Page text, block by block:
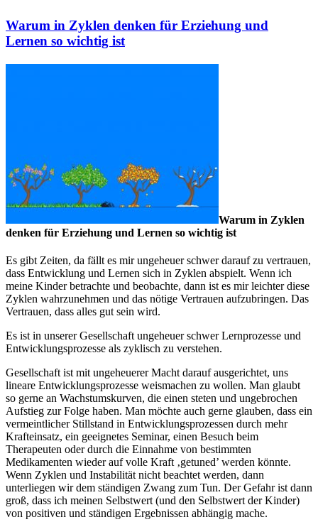
Warum in Zyklen denken für Erziehung und
Lernen so wichtig ist
Warum in Zyklen
denken für Erziehung und Lernen so wichtig ist
Es gibt Zeiten, da fällt es mir ungeheuer schwer darauf zu vertrauen,
dass Entwicklung und Lernen sich in Zyklen abspielt. Wenn ich
meine Kinder betrachte und beobachte, dann ist es mir leichter diese
Zyklen wahrzunehmen und das nötige Vertrauen aufzubringen. Das
Vertrauen, dass alles gut sein wird.
Es ist in unserer Gesellschaft ungeheuer schwer Lernprozesse und
Entwicklungsprozesse als zyklisch zu verstehen.
Gesellschaft ist mit ungeheuerer Macht darauf ausgerichtet, uns
lineare Entwicklungsprozesse weismachen zu wollen. Man glaubt
so gerne an Wachstumskurven, die einen steten und ungebrochen
Aufstieg zur Folge haben. Man möchte auch gerne glauben, dass ein
vermeintlicher Stillstand in Entwicklungsprozessen durch mehr
Krafteinsatz, ein geeignetes Seminar, einen Besuch beim
Therapeuten oder durch die Einnahme von bestimmten
Medikamenten wieder auf volle Kraft ‚getuned’ werden könnte.
Wenn Zyklen und Instabilität nicht beachtet werden, dann
unterliegen wir dem ständigen Zwang zum Tun. Der Gefahr ist dann
groß, dass ich meinen Selbstwert (und den Selbstwert der Kinder)
von positiven und ständigen Ergebnissen abhängig mache.